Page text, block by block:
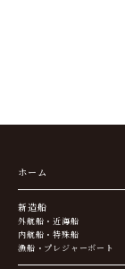
ホーム
新造船
外航船・近海船
内航船・特殊船
漁船・プレジャーボート